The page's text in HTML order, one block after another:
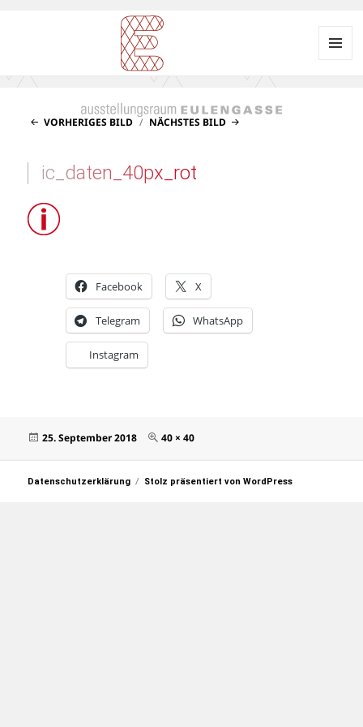
EULENGASSE
VORHERIGES BILD NÄCHSTES BILD
ic_daten_40px_rot
Facebook X
Telegram WhatsApp
Instagram
Veröffentlicht
25. September 2018 Originalgröße
40 × 40
Datenschutzerklärung Stolz präsentiert von WordPress